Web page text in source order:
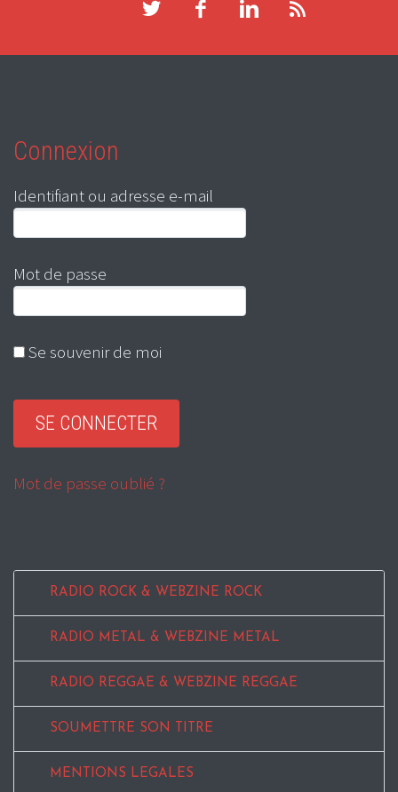
Connexion
Identifiant ou adresse e-mail
Mot de passe
Se souvenir de moi
Mot de passe oublié ?
RADIO ROCK & WEBZINE ROCK
RADIO METAL & WEBZINE METAL
RADIO REGGAE & WEBZINE REGGAE
SOUMETTRE SON TITRE
MENTIONS LEGALES